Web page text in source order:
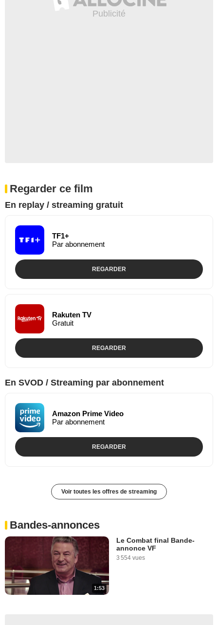
Regarder ce film
En replay / streaming gratuit
TF1+
Par abonnement
REGARDER
Rakuten TV
Gratuit
REGARDER
En SVOD / Streaming par abonnement
Amazon Prime Video
Par abonnement
REGARDER
Voir toutes les offres de streaming
Bandes-annonces
1:53
Le Combat final Bande-
annonce VF
3 554 vues